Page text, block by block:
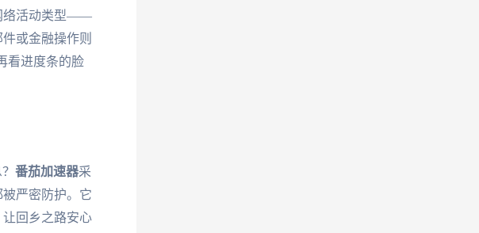
络活动类型——
或金融操作则
看进度条的脸
番茄加速器采
严密防护。它
回乡之路安心